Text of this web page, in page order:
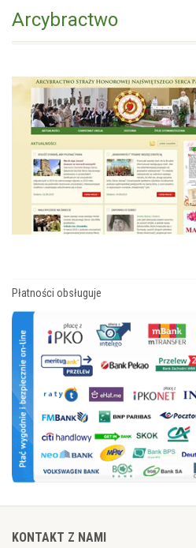
Arcybractwo
Płatności obsługuje
KONTAKT Z NAMI